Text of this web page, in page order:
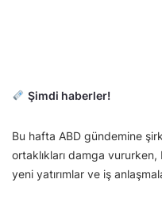
Şimdi haberler!
Bu hafta ABD gündemine
ortaklıkları damga
yeni yatırımlar ve iş